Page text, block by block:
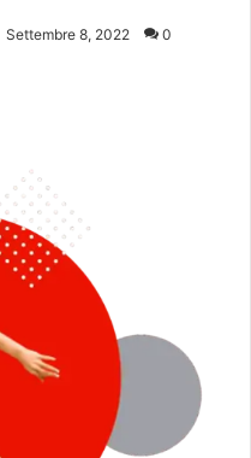
Settembre 8, 2022 0